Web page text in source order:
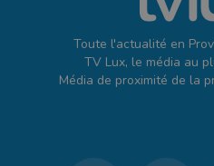
Toute l'actualité en
TV Lux, le média au
Média de proximité de la